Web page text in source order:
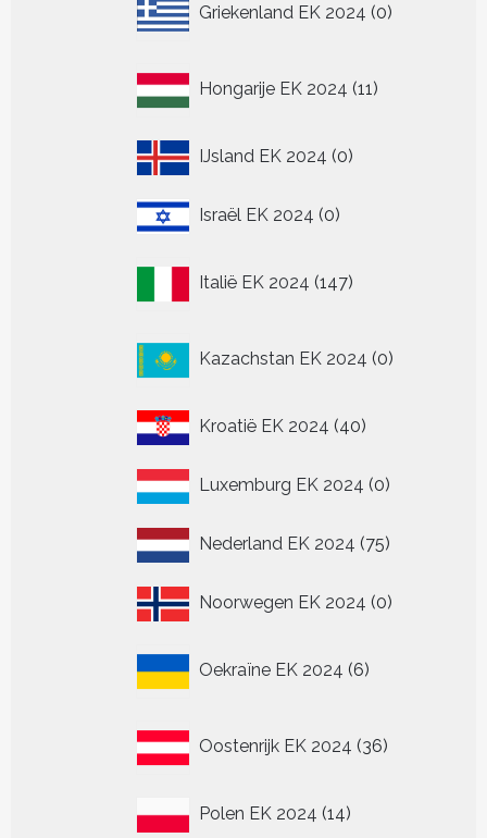
Griekenland EK 2024 0
producten
Hongarije EK 2024 11
producten
IJsland EK 2024 00
Israël EK 2024 00
Italië EK 2024 147
producten
Kazachstan EK 2024 0
producten
Kroatië EK 2024 4040
Luxemburg EK 2024 00
Nederland EK 2024 7575
Noorwegen EK 2024 00
Oekraïne EK 2024 6
producten
Oostenrijk EK 2024 36
producten
Polen EK 2024 1414